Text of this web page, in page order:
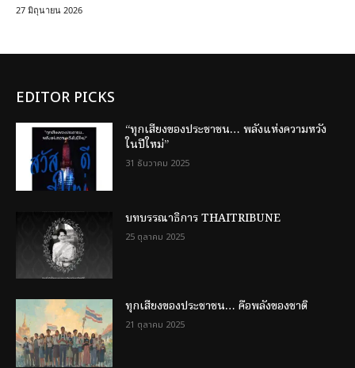
27 มิถุนายน 2026
EDITOR PICKS
“ทุกเสียงของประชาชน… พลังแห่งความหวัง
ในปีใหม่”
31 ธันวาคม 2025
บทบรรณาธิการ THAITRIBUNE
25 ตุลาคม 2025
ทุกเสียงของประชาชน… คือพลังของชาติ
21 ตุลาคม 2025